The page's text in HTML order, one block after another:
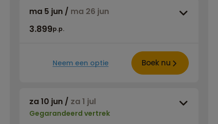
ma 5 jun / ma 26 jun
3.899p.p.
Neem een optie Boek nu
za 10 jun / za 1 jul
Gegarandeerd vertrek